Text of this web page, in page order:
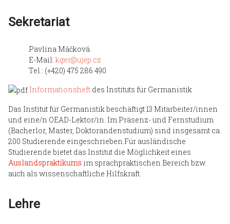
Sekretariat
Pavlína Máčková
E-Mail: kger@ujep.cz
Tel.: (+420) 475 286 490
Informationsheft des Instituts für Germanistik
Das Institut für Germanistik beschäftigt 13 Mitarbeiter/innen
und eine/n OEAD-Lektor/in. Im Präsenz- und Fernstudium
(Bacherlor, Master, Doktorandenstudium) sind insgesamt ca.
200 Studierende eingeschrieben.Für ausländische
Studierende bietet das Institut die Möglichkeit eines
Auslandspraktikums im sprachpraktischen Bereich bzw.
auch als wissenschaftliche Hilfskraft.
Lehre